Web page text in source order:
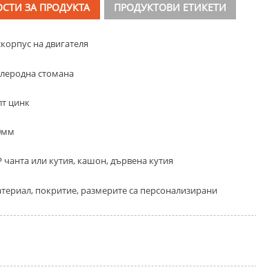
ЗА ПРОДУКТА ПРОДУКТОВИ ЕТИКЕТИ
корпус на двигателя
стомана
цинк
чанта или кутия, кашон, дървена кутия
покритие, размерите са персонализирани